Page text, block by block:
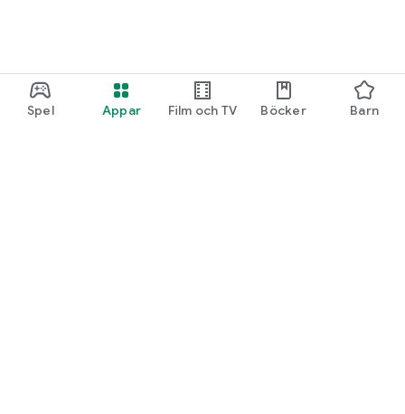
Spel Appar Film och TV Böcker Barn